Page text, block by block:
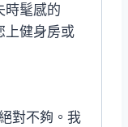
時髦感的
上健身房或
對不夠。我